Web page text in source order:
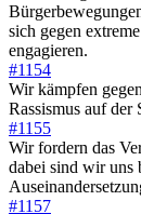
sich gegen
engagieren.
#1154
Wir kämpfen gegen
Rassismus auf der
#1155
Wir fordern das
dabei sind wir uns
#1157